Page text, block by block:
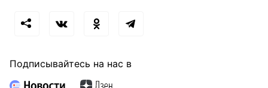
Подписывайтесь на нас в